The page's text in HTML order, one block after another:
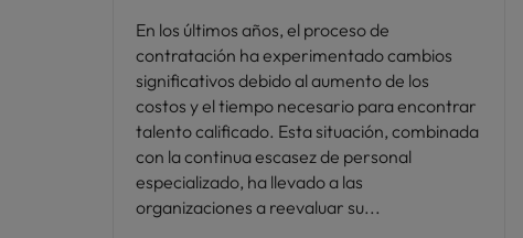
En los últimos años, el proceso de
contratación ha experimentado cambios
significativos debido al aumento de los
costos y el tiempo necesario para encontrar
talento calificado. Esta situación, combinada
con la continua escasez de personal
especializado, ha llevado a las
organizaciones a reevaluar su